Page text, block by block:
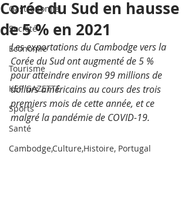
Gastronomie
Société
Economie
Tourisme
KEP GAZETTE
Sports
Santé
Cambodge,Culture,Histoire, Portugal
Corée du Sud en hausse
de 5 % en 2021
Les exportations du Cambodge vers la
Corée du Sud ont augmenté de 5 %
pour atteindre environ 99 millions de
dollars américains au cours des trois
premiers mois de cette année, et ce
malgré la pandémie de COVID-19.